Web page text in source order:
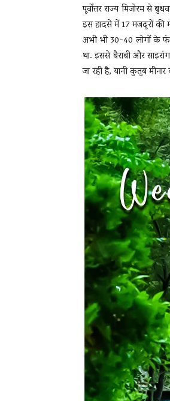
पूर्वोत्तर राज्य मिजोरम
इस हादसे में 17 मजदूरों की
अभी भी 30-40 लोगों के
था. इससे बैराबी और
जा रही है, यानी कुतुब